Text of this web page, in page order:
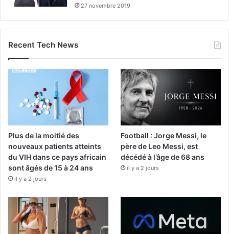
27 novembre 2019
Recent Tech News
Plus de la moitié des
nouveaux patients atteints
du VIH dans ce pays africain
sont âgés de 15 à 24 ans
il y a 2 jours
Football : Jorge Messi, le
père de Leo Messi, est
décédé à l’âge de 68 ans
il y a 2 jours